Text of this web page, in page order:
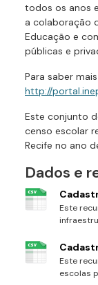
todos os anos
a colaboração
Educação e
públicas e
Para saber
http://
Este conjunto
censo escolar
Recife no ano
Dados e
Este
Este
escolas